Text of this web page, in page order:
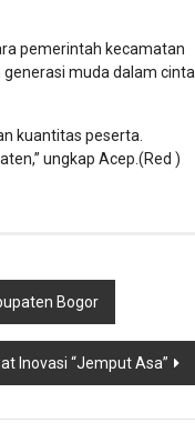
pemerintah kecamatan
muda dalam cinta
kuantitas peserta.
ungkap Acep.(Red )
Bogor
Inovasi “Jemput Asa”